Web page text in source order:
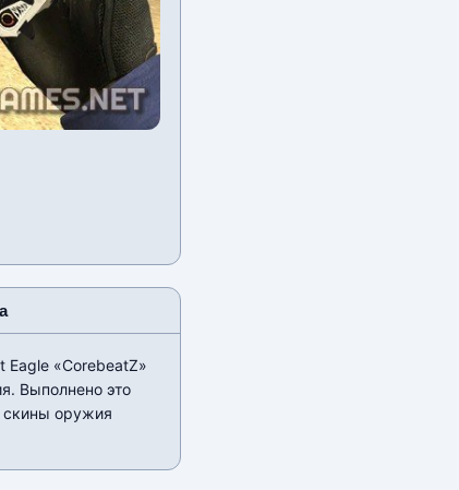
Eagle «CorebeatZ»
Выполнено это
скины оружия